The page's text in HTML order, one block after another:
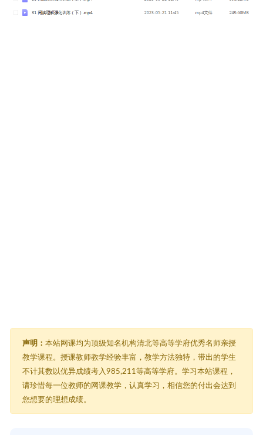
声明： 本站网课均为顶级知名机构清北等高等学府优秀名师亲授
教学课程。授课教师教学经验丰富，教学方法独特，带出的学生
不计其数以优异成绩考入985,211等高等学府。学习本站课程，
请珍惜每一位教师的网课教学，认真学习，相信您的付出会达到
您想要的理想成绩。